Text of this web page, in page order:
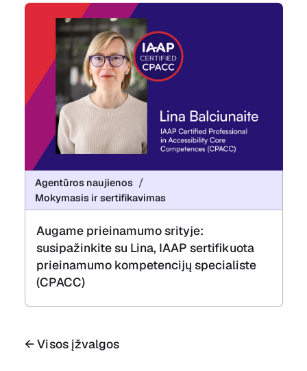
Agentūros naujienos
Mokymasis ir sertifikavimas
Augame prieinamumo srityje:
susipažinkite su Lina, IAAP sertifikuota
prieinamumo kompetencijų specialiste
(CPACC)
← Visos įžvalgos